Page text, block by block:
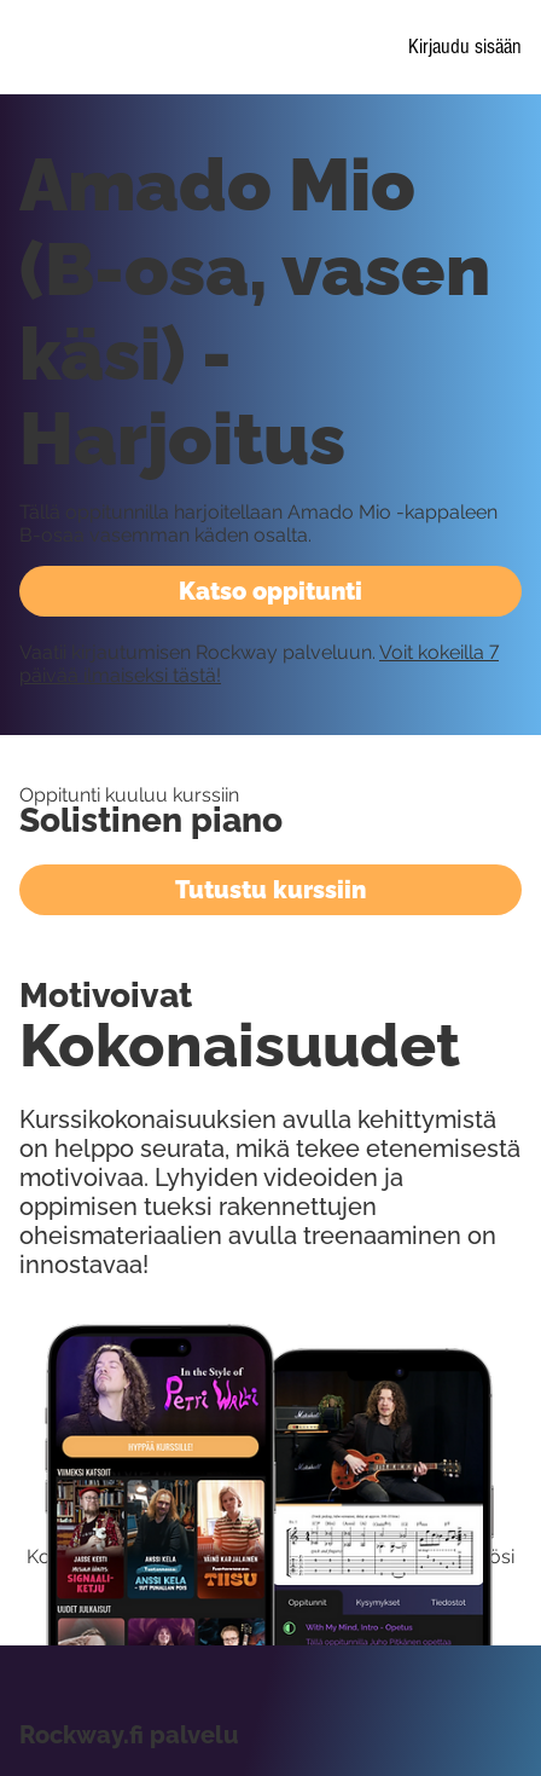
Kirjaudu sisään
Kokeile Ilmaiseksi
Kokeilemalla ilmaiseksi saat koko sisältömme käyttöösi
viikon ajaksi.
Katso oppitunti
Amado Mio
(B-osa, vasen
käsi) -
Harjoitus
Tällä oppitunnilla harjoitellaan Amado Mio -kappaleen
B-osaa vasemman käden osalta.
Vaatii kirjautumisen Rockway palveluun. Voit kokeilla 7
päivää ilmaiseksi tästä!
Oppitunti kuuluu kurssiin
Solistinen piano
Tutustu kurssiin
Kurssikokonaisuuksien avulla kehittymistä
on helppo seurata, mikä tekee etenemisestä
motivoivaa. Lyhyiden videoiden ja
oppimisen tueksi rakennettujen
oheismateriaalien avulla treenaaminen on
innostavaa!
Kokonaisuudet
Motivoivat
Rockway.fi palvelu